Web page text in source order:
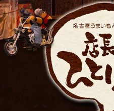
名古屋市伏見
ひとりごと】
出張や観光に名
す